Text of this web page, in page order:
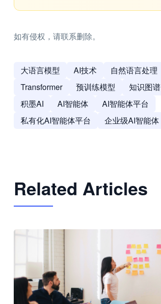
如有侵权，请联系删除。
大语言模型 AI技术 自然语言处理
Transformer
预训练模型 知识图谱
积墨AI
AI智能体
AI智能体平台
私有化AI智能体平台
企业级AI智能体
Related Articles